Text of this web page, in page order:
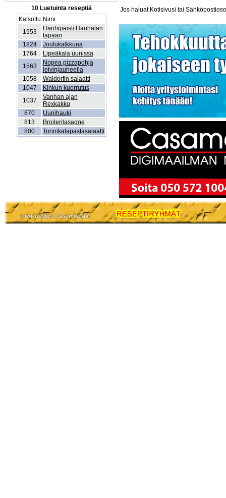
10 Luetuinta reseptiä
Katsottu Nimi
1953
Hanhipaisti Hauhalan
tapaan
1824
Joulukalkkuna
1764
Lipeäkala uunissa
1563
Nopea pizzapohja
leivinjauheella
1058
Waldorfin salaatti
1047
Kinkun kuorrutus
1037
Vanhan ajan
Rexkakku
870
Uunihauki
813
Broilerilasagne
800
Tonnikalapastasalaatti
Jos haluat Kotisivusi tai